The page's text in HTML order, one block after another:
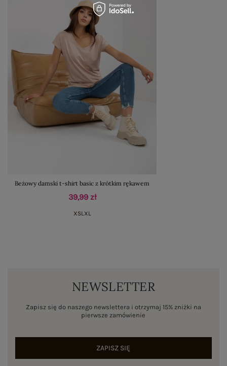
Beżowy damski t-shirt basic z krótkim rękawem
39,99 zł
XSLXL
NEWSLETTER
Zapisz się do naszego newslettera i otrzymaj 15% zniżki na
pierwsze zamówienie
ZAPISZ SIĘ